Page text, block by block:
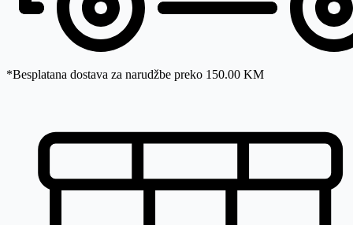
*Besplatana dostava za narudžbe preko 150.00 KM